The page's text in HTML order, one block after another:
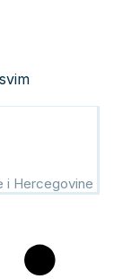
i Hercegovine